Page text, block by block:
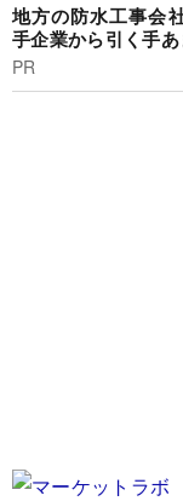
地方の防水工事会
手企業から引く手
PR